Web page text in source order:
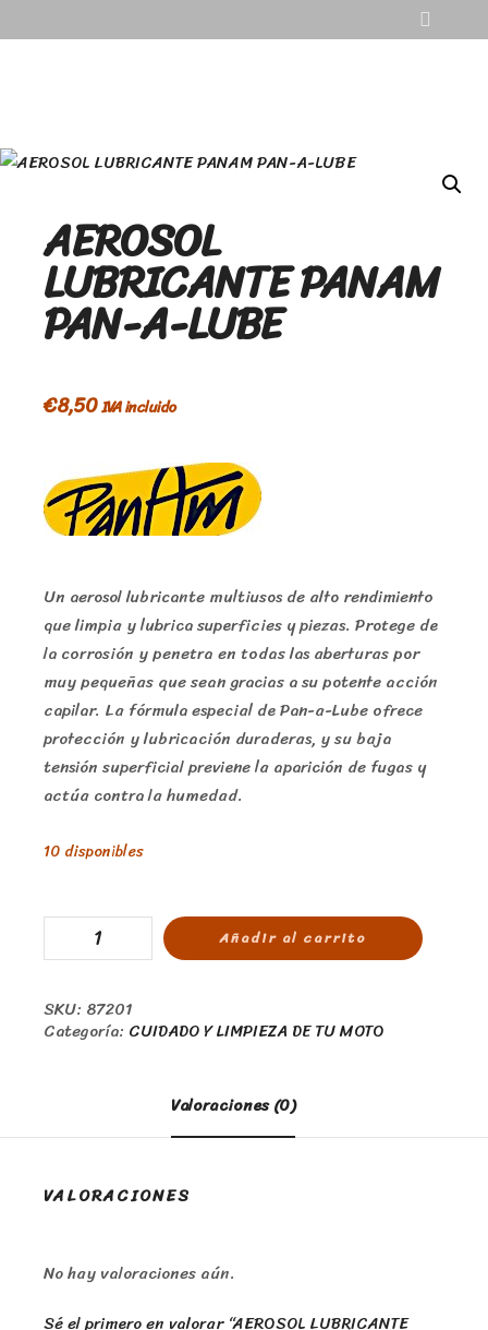
AEROSOL
LUBRICANTE PANAM
PAN-A-LUBE
€8,50IVA incluido
Un aerosol lubricante multiusos de alto rendimiento
que limpia y lubrica superficies y piezas. Protege de
la corrosión y penetra en todas las aberturas por
muy pequeñas que sean gracias a su potente acción
capilar. La fórmula especial de Pan-a-Lube ofrece
protección y lubricación duraderas, y su baja
tensión superficial previene la aparición de fugas y
actúa contra la humedad.
10 disponibles
Añadir al carrito
SKU: 87201
Categoría: CUIDADO Y LIMPIEZA DE TU MOTO
Valoraciones (0)
VALORACIONES
No hay valoraciones aún.
Sé el primero en valorar “AEROSOL LUBRICANTE